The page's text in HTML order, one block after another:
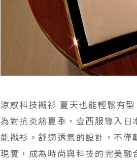
涼感科技襯衫 夏天也能輕鬆有型
為對抗炎熱夏季，壹西服導入
能襯衫。舒適透氣的設計，不
現實，成為時尚與科技的完美融